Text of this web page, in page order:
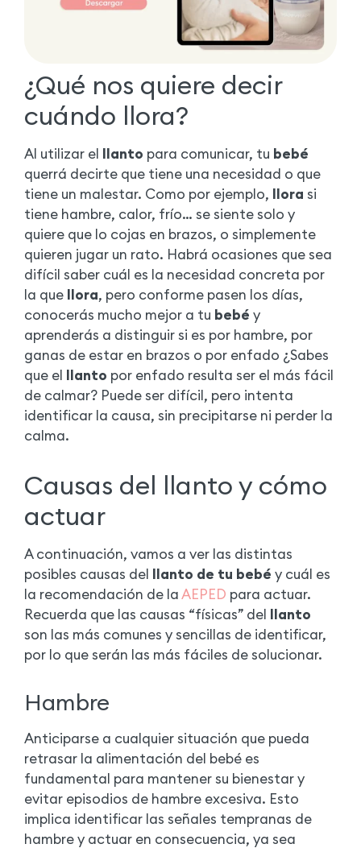
¿Qué nos quiere decir
cuándo llora?
Al utilizar el llanto para comunicar, tu bebé
querrá decirte que tiene una necesidad o que
tiene un malestar. Como por ejemplo, llora si
tiene hambre, calor, frío… se siente solo y
quiere que lo cojas en brazos, o simplemente
quieren jugar un rato. Habrá ocasiones que sea
difícil saber cuál es la necesidad concreta por
la que llora, pero conforme pasen los días,
conocerás mucho mejor a tu bebé y
aprenderás a distinguir si es por hambre, por
ganas de estar en brazos o por enfado ¿Sabes
que el llanto por enfado resulta ser el más fácil
de calmar? Puede ser difícil, pero intenta
identificar la causa, sin precipitarse ni perder la
calma.
Causas del llanto y cómo
actuar
A continuación, vamos a ver las distintas
posibles causas del llanto de tu bebé y cuál es
la recomendación de laAEPED para actuar.
Recuerda que las causas “físicas” del llanto
son las más comunes y sencillas de identificar,
por lo que serán las más fáciles de solucionar.
Hambre
Anticiparse a cualquier situación que pueda
retrasar la alimentación del bebé es
fundamental para mantener su bienestar y
evitar episodios de hambre excesiva. Esto
implica identificar las señales tempranas de
hambre y actuar en consecuencia, ya sea